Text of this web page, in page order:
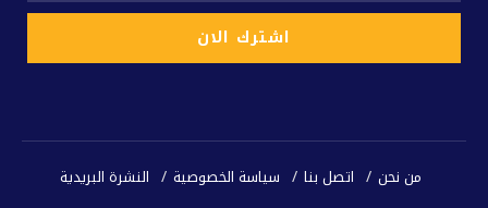
من نحن اتصل بنا سياسة الخصوصية النشرة البريدية